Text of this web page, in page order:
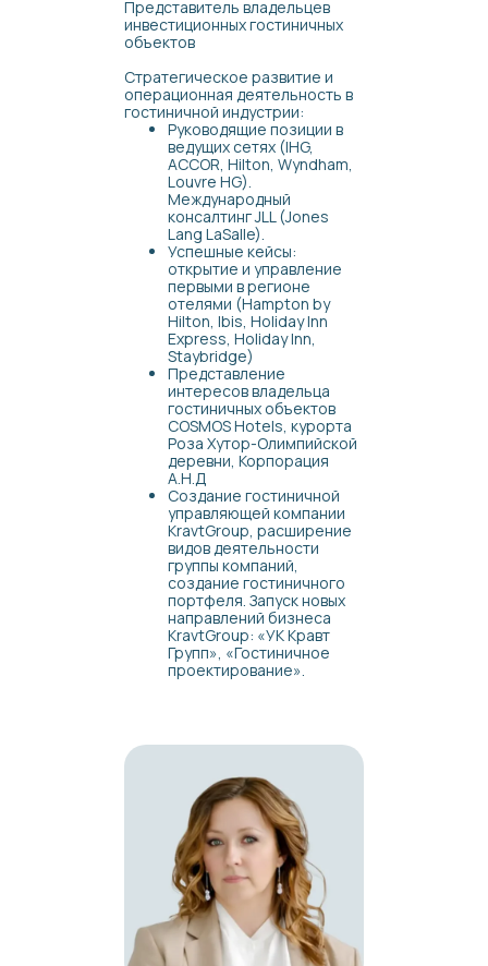
Представитель владельцев
инвестиционных гостиничных
объектов
Стратегическое развитие и
операционная деятельность в
гостиничной индустрии:
Руководящие позиции в
ведущих сетях (IHG,
ACCOR, Hilton, Wyndham,
Louvre HG).
Международный
консалтинг JLL (Jones
Lang LaSalle).
Успешные кейсы:
открытие и управление
первыми в регионе
отелями (Hampton by
Hilton, Ibis, Holiday Inn
Express, Holiday Inn,
Staybridge)
Представление
интересов владельца
гостиничных объектов
COSMOS Hotels, курорта
Роза Хутор-Олимпийской
деревни, Корпорация
А.Н.Д
Создание гостиничной
управляющей компании
KravtGroup, расширение
видов деятельности
группы компаний,
создание гостиничного
портфеля. Запуск новых
направлений бизнеса
KravtGroup: «УК Кравт
Групп», «Гостиничное
проектирование».